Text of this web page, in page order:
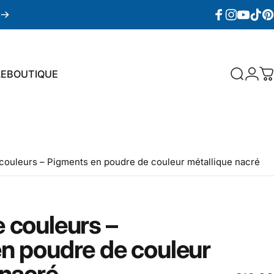
BOUTIQUE
– Pigments en poudre de couleur métallique nacré
couleurs–
poudredecouleur